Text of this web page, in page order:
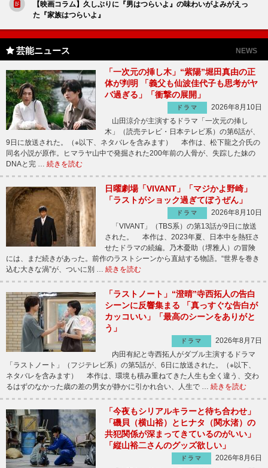
【映画コラム】久しぶりに『男はつらいよ』の味わいがよみがえっ
た『家族はつらいよ』
芸能ニュース NEWS
「一次元の挿し木」“紫陽”堀田真由の正
体が判明 「義父も仙波佳代子も思考がヤ
バ過ぎる」「衝撃の展開」
ドラマ
2026年8月10日
山田涼介が主演するドラマ「一次元の挿し
木」（読売テレビ・日本テレビ系）の第6話が、
9日に放送された。（※以下、ネタバレを含みます） 本作は、松下龍之介氏の
同名小説が原作。ヒマラヤ山中で発掘された200年前の人骨が、失踪した妹の
DNAと完 … 続きを読む
日曜劇場「VIVANT」「マジかよ野崎」
「ラストがショック過ぎてぼうぜん」
ドラマ
2026年8月10日
「VIVANT」（TBS系）の第13話が9日に放送
された。 本作は、2023年夏、日本中を熱狂さ
せたドラマの続編。乃木憂助（堺雅人）の冒険
には、まだ続きがあった。前作のラストシーンから直結する物語。“世界を巻き
込む大きな渦”が、ついに別 … 続きを読む
「ラストノート」“澄晴”寺西拓人の告白
シーンに反響集まる 「真っすぐな告白が
カッコいい」「最高のシーンをありがと
う」
ドラマ
2026年8月7日
内田有紀と寺西拓人がダブル主演するドラマ
「ラストノート」（フジテレビ系）の第5話が、6日に放送された。（※以下、
ネタバレを含みます） 本作は、環境も積み重ねてきた人生も全く違う、交わ
るはずのなかった歳の差の男女が静かに引かれ合い、人生で … 続きを読む
「今夜もシリアルキラーと待ち合わせ」
「磯貝（横山裕）とヒナタ（関水渚）の
共犯関係が深まってきているのがいい」
「縦山裕二さんのグッズ欲しい」
ドラマ
2026年8月6日